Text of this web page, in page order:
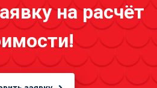
на расчёт